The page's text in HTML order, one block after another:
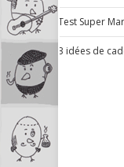
Test Super
3 idées de